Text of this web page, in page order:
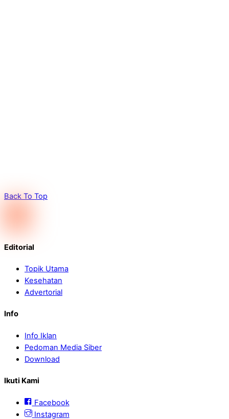
Back To Top
Editorial
Topik Utama
Kesehatan
Advertorial
Info
Info Iklan
Pedoman Media Siber
Download
Ikuti Kami
Facebook
Instagram